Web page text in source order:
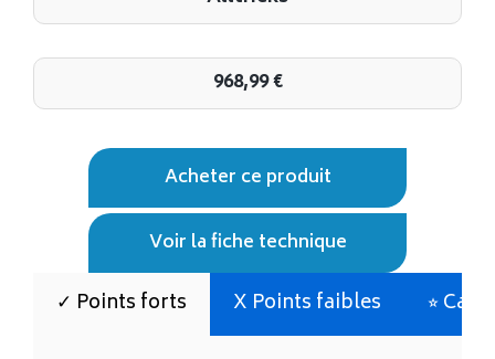
968,99€
Acheter ce produit
Voir la fiche technique
✓ Points forts X Points faibles ⭐︎